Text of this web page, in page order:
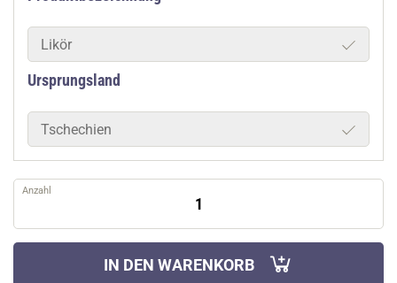
Likör
Ursprungsland
Tschechien
Anzahl
IN DEN WARENKORB